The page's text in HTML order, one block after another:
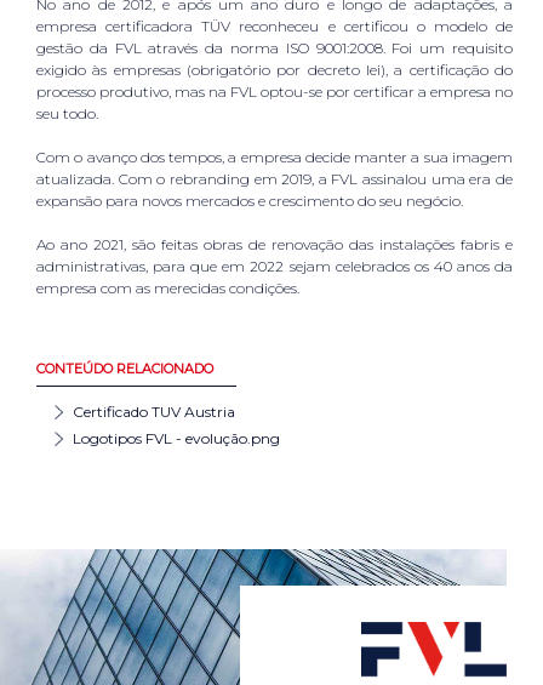
No ano de 2012, e após um ano duro e longo de adaptações, a
empresa certificadora TÜV reconheceu e certificou o modelo de
gestão da FVL através da norma ISO 9001:2008. Foi um requisito
exigido às empresas (obrigatório por decreto lei), a certificação do
processo produtivo, mas na FVL optou-se por certificar a empresa no
seu todo.
Com o avanço dos tempos, a empresa decide manter a sua imagem
atualizada. Com o rebranding em 2019, a FVL assinalou uma era de
expansão para novos mercados e crescimento do seu negócio.
Ao ano 2021, são feitas obras de renovação das instalações fabris e
administrativas, para que em 2022 sejam celebrados os 40 anos da
empresa com as merecidas condições.
CONTEÚDO RELACIONADO
Certificado TUV Austria
Logotipos FVL - evolução.png